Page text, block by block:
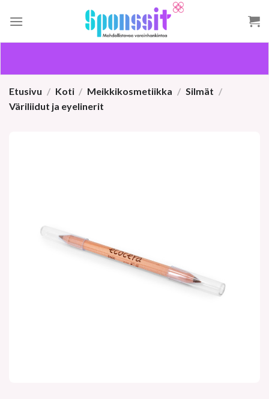
Etusivu / Koti / Meikkikosmetiikka / Silmät /
Väriliidut ja eyelinerit